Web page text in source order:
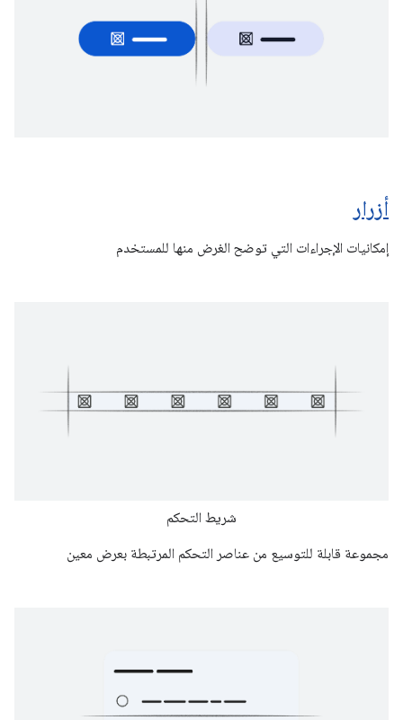
أزرار
إمكانيات الإجراءات التي توضح الغرض منها للمستخدم
شريط التحكم
مجموعة قابلة للتوسيع من عناصر التحكم المرتبطة بعرض معين